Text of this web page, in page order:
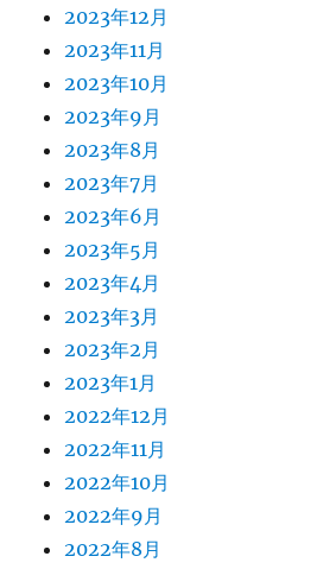
2023年12月
2023年11月
2023年10月
2023年9月
2023年8月
2023年7月
2023年6月
2023年5月
2023年4月
2023年3月
2023年2月
2023年1月
2022年12月
2022年11月
2022年10月
2022年9月
2022年8月